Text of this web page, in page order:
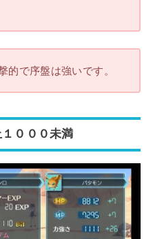
的で序盤は強いです。
０００未満